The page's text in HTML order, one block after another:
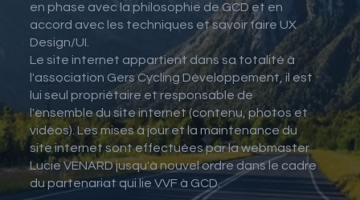
en phase avec la philosophie de GCD et en
accord avec les techniques et savoir faire UX
Design/UI.
Le site internet appartient dans sa totalité à
l'association Gers Cycling Développement, il est
lui seul propriétaire et responsable de
l'ensemble du site internet (contenu, photos et
vidéos). Les mises à jour et la maintenance du
site internet sont effectuées par la webmaster
Lucie VENARD jusqu'à nouvel ordre dans le cadre
du partenariat qui lie VVF à GCD.